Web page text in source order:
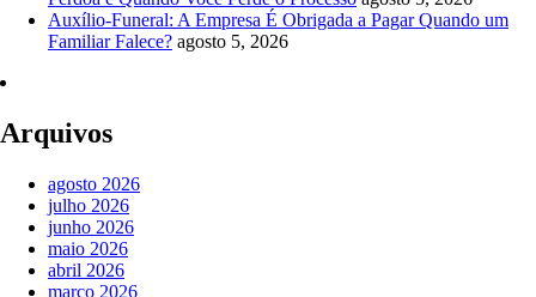
Auxílio-Funeral: A Empresa É Obrigada a Pagar Quando um
Familiar Falece? agosto 5, 2026
Arquivos
agosto 2026
julho 2026
junho 2026
maio 2026
abril 2026
março 2026